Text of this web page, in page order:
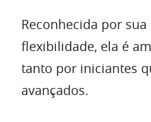
Reconhecida por
flexibilidade, ela é
tanto por iniciantes
avançados.